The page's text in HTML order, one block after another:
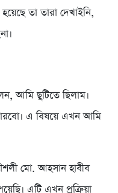
তা তারা দেখাইনি,
আমি ছুটিতে ছিলাম।
এ বিষয়ে এখন আমি
মো. আহসান হাবীব
এটি এখন প্রক্রিয়া